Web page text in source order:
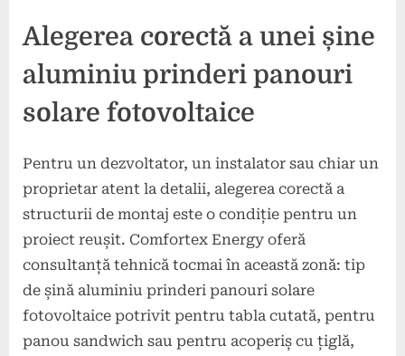
Alegerea corectă a unei șine
aluminiu prinderi panouri
solare fotovoltaice
Pentru un dezvoltator, un instalator sau chiar un
proprietar atent la detalii, alegerea corectă a
structurii de montaj este o condiție pentru un
proiect reușit. Comfortex Energy oferă
consultanță tehnică tocmai în această zonă: tip
de șină aluminiu prinderi panouri solare
fotovoltaice potrivit pentru tabla cutată, pentru
panou sandwich sau pentru acoperiș cu țiglă,